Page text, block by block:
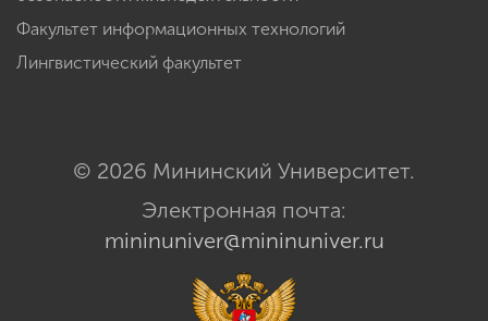
Факультет информационных технологий
Лингвистический факультет
© 2026 Мининский Университет.
Электронная почта:
mininuniver@mininuniver.ru